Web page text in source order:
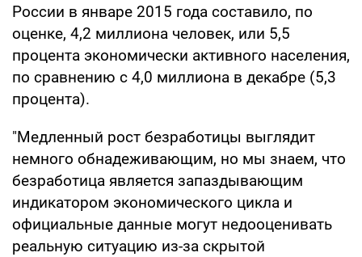
России в январе 2015 года составило, по
оценке, 4,2 миллиона человек, или 5,5
процента экономически активного населения,
по сравнению с 4,0 миллиона в декабре (5,3
процента).
"Медленный рост безработицы выглядит
немного обнадеживающим, но мы знаем, что
безработица является запаздывающим
индикатором экономического цикла и
официальные данные могут недооценивать
реальную ситуацию из-за скрытой